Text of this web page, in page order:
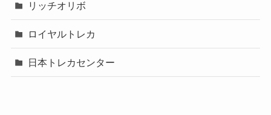
リッチオリボ
ロイヤルトレカ
日本トレカセンター